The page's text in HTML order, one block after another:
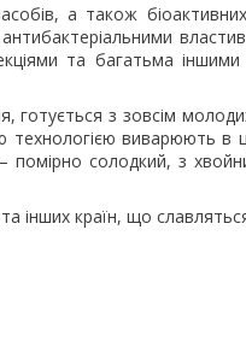
а також
та багатьма
готується з зовсім
виварюють в
солодкий, з
та інших країн, що